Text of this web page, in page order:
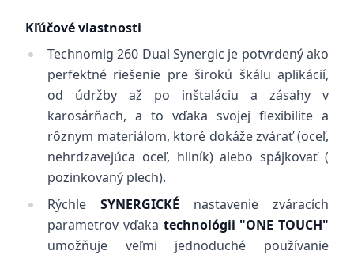
Kľúčové vlastnosti
Technomig 260 Dual Synergic je potvrdený ako
perfektné riešenie pre širokú škálu aplikácií,
od údržby až po inštaláciu a zásahy v
karosárňach, a to vďaka svojej flexibilite a
rôznym materiálom, ktoré dokáže zvárať (oceľ,
nehrdzavejúca oceľ, hliník) alebo spájkovať (
pozinkovaný plech).
Rýchle SYNERGICKÉ nastavenie zváracích
parametrov vďaka technológii "ONE TOUCH"
umožňuje veľmi jednoduché používanie